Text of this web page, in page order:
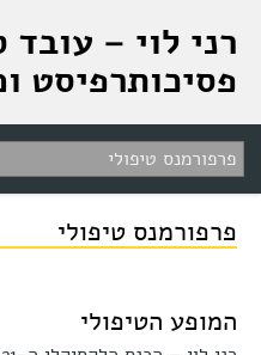
רני לוי –
פסיכותרפיסט
פרפורמנס טיפולי
המופע הטיפולי